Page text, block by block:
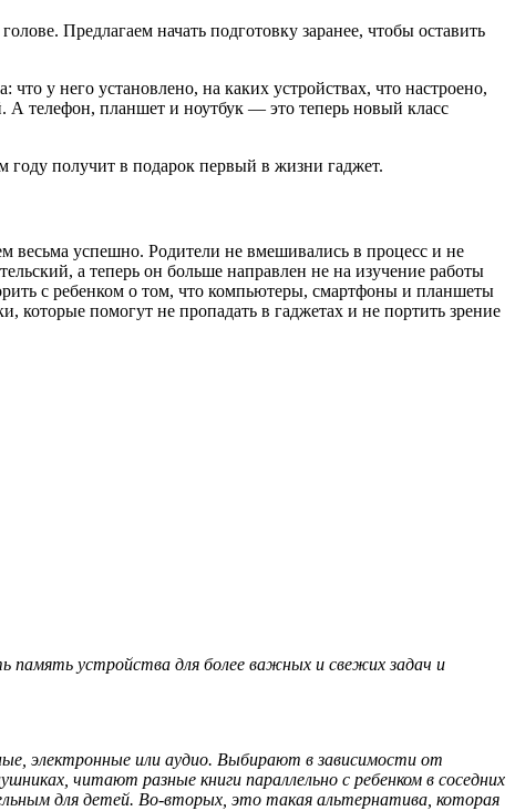
Предлагаем начать подготовку заранее, чтобы оставить
у него установлено, на каких устройствах, что настроено,
А телефон, планшет и ноутбук — это теперь новый класс
году получит в подарок первый в жизни гаджет.
весьма успешно. Родители не вмешивались в процесс и не
а теперь он больше направлен не на изучение работы
с ребенком о том, что компьютеры, смартфоны и планшеты
помогут не пропадать в гаджетах и не портить зрение
устройства для более важных и свежих задач и
электронные или аудио. Выбирают в зависимости от
читают разные книги параллельно с ребенком в соседних
для детей. Во-вторых, это такая альтернатива, которая